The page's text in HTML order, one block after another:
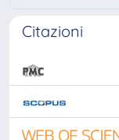
Citazioni